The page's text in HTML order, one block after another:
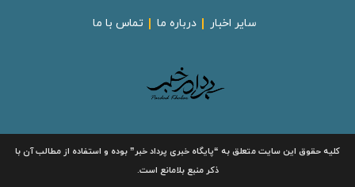
سایر اخبار درباره ما تماس با ما
کلیه حقوق این سایت متعلق به“پایگاه خبریپرداد خبر”بوده و استفاده از مطالب آن با
ذکر منبع بلامانع است.